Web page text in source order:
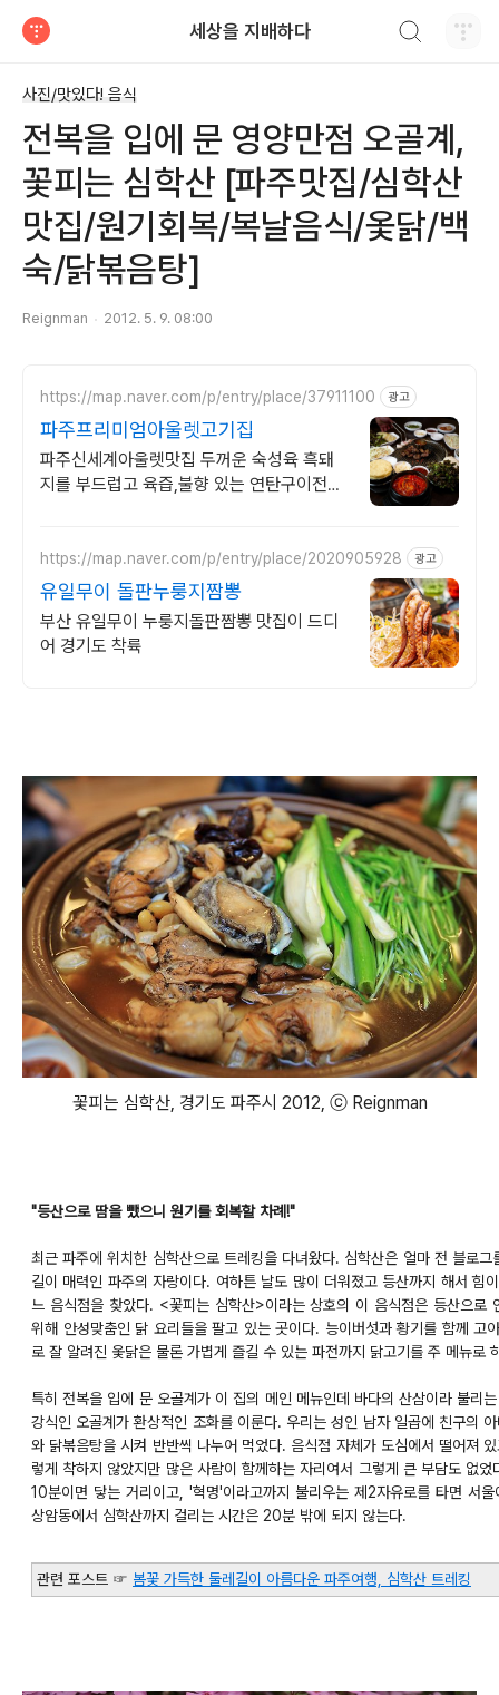
세상을 지배하다
사진/맛있다! 음식
전복을 입에 문 영양만점 오골계,
꽃피는 심학산 [파주맛집/심학산
맛집/원기회복/복날음식/옻닭/백
숙/닭볶음탕]
Reignman 2012. 5. 9. 08:00
https://map.naver.com/p/entry/place/37911100 광고
파주프리미엄아울렛고기집
파주신세계아울렛맛집 두꺼운 숙성육 흑돼
지를 부드럽고 육즙,불향 있는 연탄구이전문
https://map.naver.com/p/entry/place/2020905928 광고
유일무이 돌판누룽지짬뽕
부산 유일무이 누룽지돌판짬뽕 맛집이 드디
어 경기도 착륙
꽃피는 심학산, 경기도 파주시 2012, ⓒ Reignman
"등산으로 땀을 뺐으니 원기를 회복할 차례!"
최근 파주에 위치한 심학산으로 트레킹을 다녀왔다. 심학산은 얼마 전 블로
길이 매력인 파주의 자랑이다. 여하튼 날도 많이 더워졌고 등산까지 해서 힘
느 음식점을 찾았다. <꽃피는 심학산>이라는 상호의 이 음식점은 등산으로
위해 안성맞춤인 닭 요리들을 팔고 있는 곳이다. 능이버섯과 황기를 함께 고
로 잘 알려진 옻닭은 물론 가볍게 즐길 수 있는 파전까지 닭고기를 주 메뉴로
특히 전복을 입에 문 오골계가 이 집의 메인 메뉴인데 바다의 산삼이라 불리
강식인 오골계가 환상적인 조화를 이룬다. 우리는 성인 남자 일곱에 친구의
와 닭볶음탕을 시켜 반반씩 나누어 먹었다. 음식점 자체가 도심에서 떨어져
렇게 착하지 않았지만 많은 사람이 함께하는 자리여서 그렇게 큰 부담도 없
10분이면 닿는 거리이고, '혁명'이라고까지 불리우는 제2자유로를 타면 서
상암동에서 심학산까지 걸리는 시간은 20분 밖에 되지 않는다.
관련 포스트 ☞ 봄꽃 가득한 둘레길이 아름다운 파주여행, 심학산 트레킹